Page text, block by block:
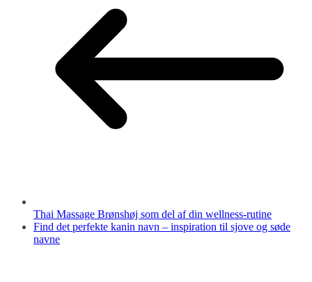
Thai Massage Brønshøj som del af din wellness-rutine
Find det perfekte kanin navn – inspiration til sjove og søde
navne